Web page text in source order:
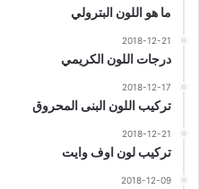
ما هو اللون البترولي
2018-12-21
درجات اللون الكريمي
2018-12-17
تركيب اللون البنى المحروق
2018-12-21
تركيب لون اوف وايت
2018-12-09